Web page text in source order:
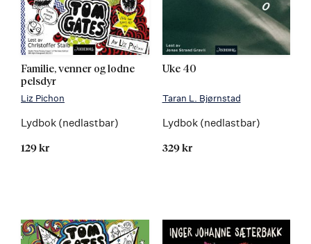
Familie, venner og lodne
pelsdyr
Liz Pichon
Lydbok (nedlastbar)
129 kr
Uke 40
Taran L. Bjørnstad
Lydbok (nedlastbar)
329 kr